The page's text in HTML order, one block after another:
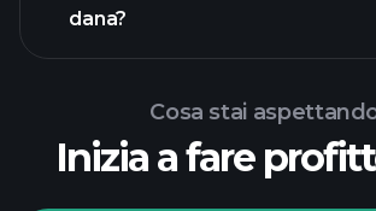
dana?
Cosa stai
Inizia a fare